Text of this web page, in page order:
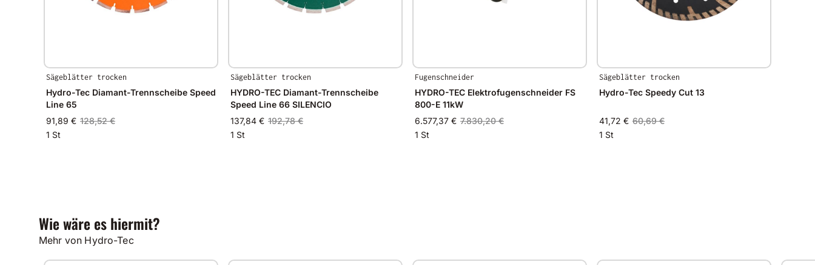
Sägeblätter trocken
Hydro-Tec Diamant-Trennscheibe Speed
Line 65
91,89 € 128,52 €
1 St
Sägeblätter trocken
HYDRO-TEC Diamant-Trennscheibe
Speed Line 66 SILENCIO
137,84 € 192,78 €
1 St
Fugenschneider
HYDRO-TEC Elektrofugenschneider FS
800-E 11kW
6.577,37 € 7.830,20 €
1 St
Sägeblätter trocken
Hydro-Tec Speedy Cut 13
41,72 € 60,69 €
1 St
Wie wäre es hiermit?
Mehr von Hydro-Tec